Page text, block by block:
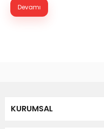
Devamı
KURUMSAL